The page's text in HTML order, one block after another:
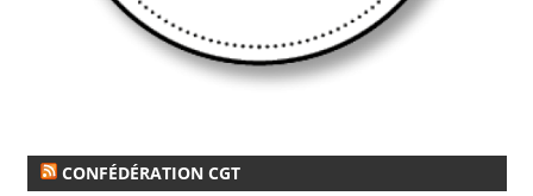
CONFÉDÉRATION CGT